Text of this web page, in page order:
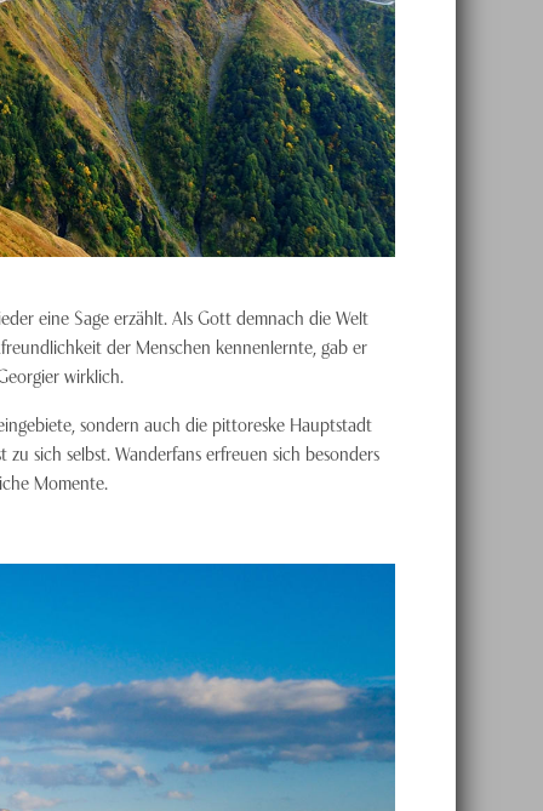
eine Sage erzählt. Als Gott demnach die Welt
der Menschen kennenlernte, gab er
wirklich.
sondern auch die pittoreske Hauptstadt
sich selbst. Wanderfans erfreuen sich besonders
Momente.